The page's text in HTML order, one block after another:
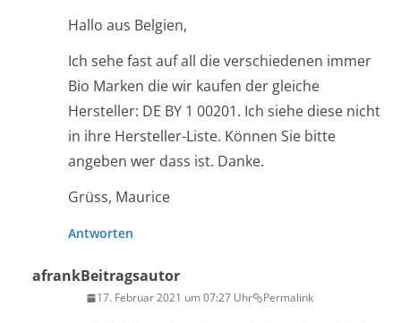
Hallo aus Belgien,
Ich sehe fast auf all die verschiedenen immer
Bio Marken die wir kaufen der gleiche
Hersteller: DE BY 1 00201. Ich siehe diese nicht
in ihre Hersteller-Liste. Können Sie bitte
angeben wer dass ist. Danke.
Grüss, Maurice
Antworten
afrankBeitragsautor
17. Februar 2021 um 07:27 Uhr Permalink